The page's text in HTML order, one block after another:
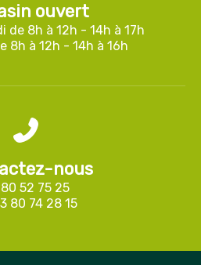
ouvert
de 8h à 12h - 14h à 17h
8h à 12h - 14h à 16h
nous
52 75 25
80 74 28 15